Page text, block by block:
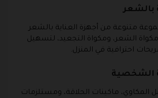
بالشعر
متنوعة من أجهزة العناية بالشعر
الشعر، ومكواة التجعيد، لتسهيل
احترافية في المنزل.
الشخصية
المكاوي، ماكينات الحلاقة، ومستلزمات